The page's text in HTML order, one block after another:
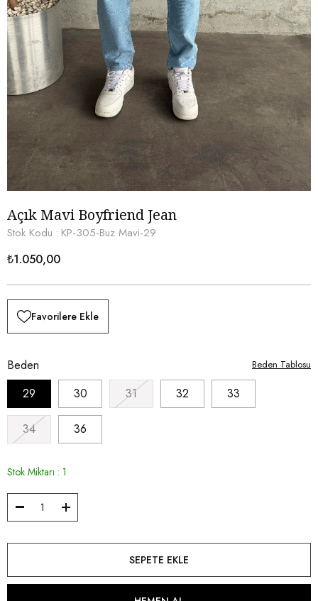
Açık Mavi Boyfriend Jean
Stok Kodu KP-305-Buz Mavi-29
₺1.050,00
Favorilere Ekle
Beden
29
30 31 32 33
34 36
Stok Miktarı : 1
Beden Tablosu